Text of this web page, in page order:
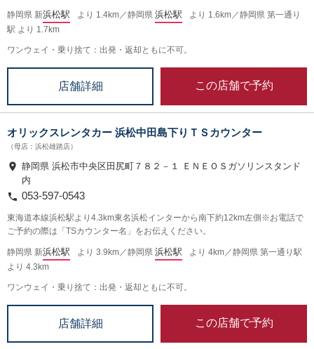
静岡県 新浜松駅 より 1.4km／静岡県 浜松駅
より 1.6km／静岡県 第一通り
駅 より 1.7km
ワンウェイ・乗り捨て：出発・返却ともに不可。
店舗詳細 この店舗で予約
オリックスレンタカー 浜松中田島下りＴＳカウンター
（母店：浜松雄踏店）
静岡県 浜松市中央区田尻町７８２－１ ＥＮＥＯＳガソリンスタンド
内
053-597-0543
東海道本線浜松駅より4.3km東名浜松インターから南下約12km左側※お電話で
ご予約の際は「TSカウンター名」をお伝えください。
静岡県 新浜松駅 より 3.9km／静岡県 浜松駅
より 4km／静岡県 第一通り駅
より 4.3km
ワンウェイ・乗り捨て：出発・返却ともに不可。
店舗詳細 この店舗で予約